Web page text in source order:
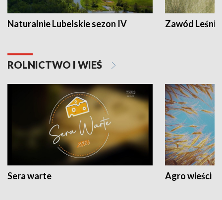
Naturalnie Lubelskie sezon IV Zawód Leśnik
ROLNICTWO I WIEŚ
Sera warte Agro wieści